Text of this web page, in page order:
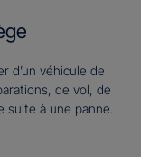
d’un véhicule de
de vol, de
suite à une panne.